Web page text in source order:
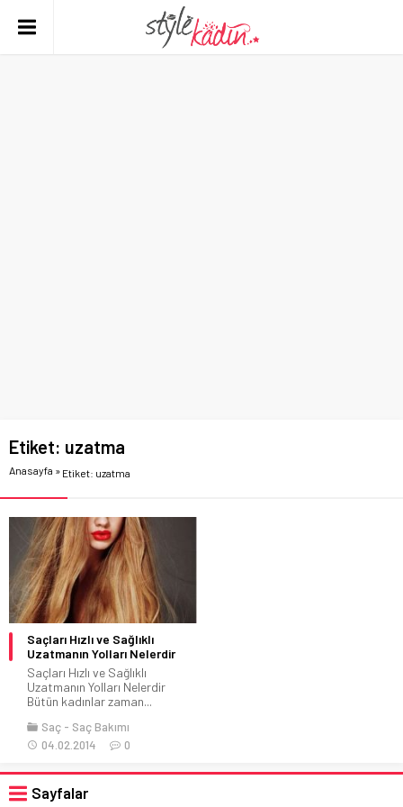
Etiket: uzatma
Anasayfa » Etiket: uzatma
Saçları Hızlı ve Sağlıklı
Uzatmanın Yolları Nelerdir
Saçları Hızlı ve Sağlıklı
Uzatmanın Yolları Nelerdir
Bütün kadınlar zaman...
Saç
Saç Bakımı
04.02.2014
0
Sayfalar